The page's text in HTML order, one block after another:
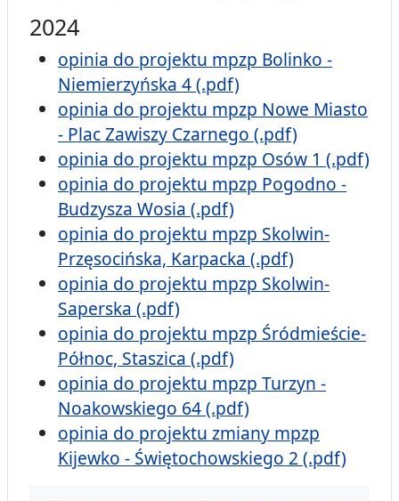
2024
opinia do projektu mpzp Bolinko -
Niemierzyńska 4 (.pdf)
opinia do projektu mpzp Nowe Miasto
- Plac Zawiszy Czarnego (.pdf)
opinia do projektu mpzp Osów 1 (.pdf)
opinia do projektu mpzp Pogodno -
Budzysza Wosia (.pdf)
opinia do projektu mpzp Skolwin-
Przęsocińska, Karpacka (.pdf)
opinia do projektu mpzp Skolwin-
Saperska (.pdf)
opinia do projektu mpzp Śródmieście-
Północ, Staszica (.pdf)
opinia do projektu mpzp Turzyn -
Noakowskiego 64 (.pdf)
opinia do projektu zmiany mpzp
Kijewko - Świętochowskiego 2 (.pdf)